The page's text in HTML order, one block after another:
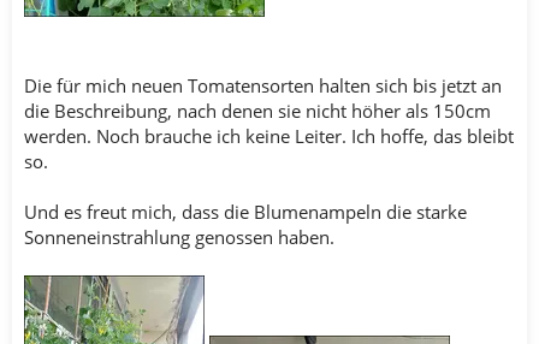
Die für mich neuen Tomatensorten halten sich bis jetzt an
die Beschreibung, nach denen sie nicht höher als 150cm
werden. Noch brauche ich keine Leiter. Ich hoffe, das bleibt
so.
Und es freut mich, dass die Blumenampeln die starke
Sonneneinstrahlung genossen haben.